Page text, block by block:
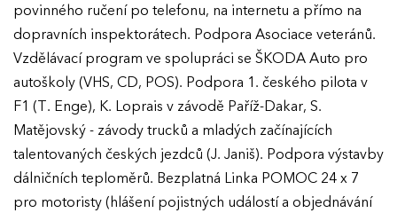
povinného ručení po telefonu, na internetu a přímo na
dopravních inspektorátech. Podpora Asociace veteránů.
Vzdělávací program ve spolupráci se ŠKODA Auto pro
autoškoly (VHS, CD, POS). Podpora 1. českého pilota v
F1 (T. Enge), K. Loprais v závodě Paříž-Dakar, S.
Matějovský - závody trucků a mladých začínajících
talentovaných českých jezdců (J. Janiš). Podpora výstavby
dálničních teploměrů. Bezplatná Linka POMOC 24 x 7
pro motoristy (hlášení pojistných událostí a objednávání